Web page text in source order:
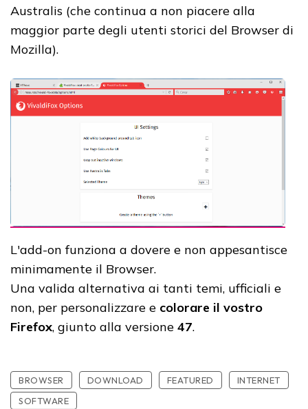
Australis (che continua a non piacere alla
maggior parte degli utenti storici del Browser di
Mozilla).
L'add-on funziona a dovere e non appesantisce
minimamente il Browser.
Una valida alternativa ai tanti temi, ufficiali e
non, per personalizzare e colorare il vostro
Firefox, giunto alla versione 47.
BROWSER DOWNLOAD FEATURED
INTERNET
SOFTWARE